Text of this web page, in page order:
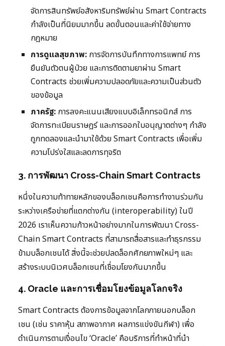
จัดการสินทรัพย์อสังหาริมทรัพย์ผ่าน Smart Contracts
กำลังเป็นที่นิยมมากขึ้น ลดขั้นตอนและค่าใช้จ่ายทาง
กฎหมาย
การดูแลสุขภาพ: การจัดการบันทึกทางการแพทย์ การ
ยืนยันตัวตนผู้ป่วย และการติดตามยาผ่าน Smart
Contracts ช่วยเพิ่มความปลอดภัยและความเป็นส่วนตัว
ของข้อมูล
ภาครัฐ: การลงคะแนนเสียงแบบอิเล็กทรอนิกส์ การ
จัดการทะเบียนราษฎร์ และการออกใบอนุญาตต่างๆ กำลัง
ถูกทดลองและนำมาใช้ด้วย Smart Contracts เพื่อเพิ่ม
ความโปร่งใสและลดการทุจริต
3. การพัฒนา Cross-Chain Smart Contracts
หนึ่งในความท้าทายหลักของบล็อกเชนคือการทำงานร่วมกัน
ระหว่างเครือข่ายที่แตกต่างกัน (interoperability) ในปี
2026 เราเห็นความก้าวหน้าอย่างมากในการพัฒนา Cross-
Chain Smart Contracts ที่สามารถสื่อสารและทำธุรกรรม
ข้ามบล็อกเชนได้ สิ่งนี้จะช่วยปลดล็อกศักยภาพใหม่ๆ และ
สร้างระบบนิเวศบล็อกเชนที่เชื่อมโยงกันมากขึ้น
4. Oracle และการเชื่อมโยงข้อมูลโลกจริง
Smart Contracts ต้องการข้อมูลจากโลกภายนอกบล็อก
เชน (เช่น ราคาหุ้น สภาพอากาศ ผลการแข่งขันกีฬา) เพื่อ
ดำเนินการตามเงื่อนไข ‘Oracle’ คือบริการที่ทำหน้าที่นำ